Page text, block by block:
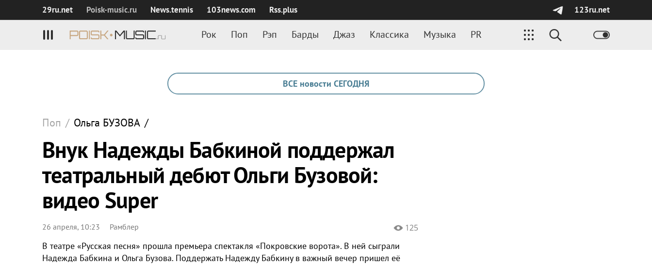
29ru.net Poisk‑music.ru News.tennis 103news.com Rss.plus 123ru.net
Рок Поп Рэп Барды Джаз Классика Музыка PR
ВСЕ новости СЕГОДНЯ
Поп / Ольга БУЗОВА /
Внук Надежды Бабкиной поддержал
театральный дебют Ольги Бузовой:
видео Super
26 апреля, 10:23 Рамблер 125
В театре «Русская песня» прошла премьера спектакля «Покровские ворота». В ней сыграли
Надежда Бабкина и Ольга Бузова. Поддержать Надежду Бабкину в важный вечер пришел её